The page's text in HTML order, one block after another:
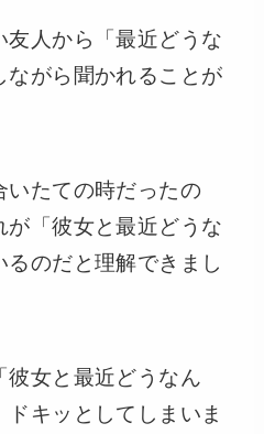
人から「最近どうな
ながら聞かれることが
いたての時だったの
「彼女と最近どうな
のだと理解できまし
彼女と最近どうなん
キッとしてしまいま